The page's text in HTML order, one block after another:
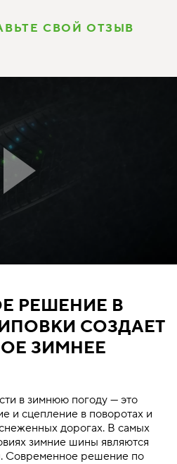
СВОЙ ОТЗЫВ
РЕШЕНИЕ В
СОЗДАЕТ
ЗИМНЕЕ
в зимнюю погоду — это
и сцепление в поворотах и
дорогах. В самых
зимние шины являются
Современное решение по